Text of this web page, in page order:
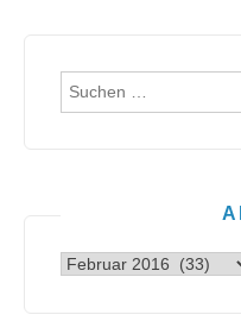
Suchen
Archiv